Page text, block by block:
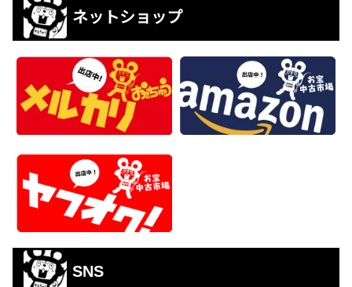
ネットショップ
SNS